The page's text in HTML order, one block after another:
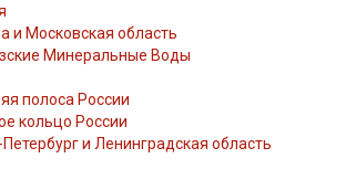
и Московская область
Минеральные Воды
полоса России
кольцо России
и Ленинградская область